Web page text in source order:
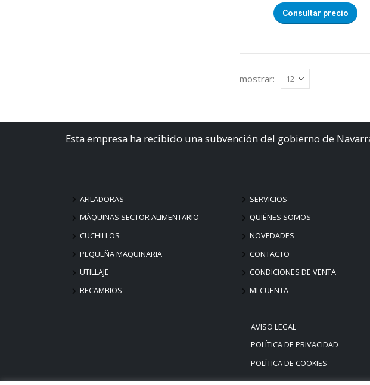
Consultar precio
mostrar:
Esta empresa ha recibido una subvención del gobierno de
AFILADORAS
MÁQUINAS SECTOR ALIMENTARIO
CUCHILLOS
PEQUEÑA MAQUINARIA
UTILLAJE
RECAMBIOS
SERVICIOS
QUIÉNES SOMOS
NOVEDADES
CONTACTO
CONDICIONES DE VENTA
MI CUENTA
AVISO LEGAL
POLÍTICA DE PRIVACIDAD
POLÍTICA DE COOKIES